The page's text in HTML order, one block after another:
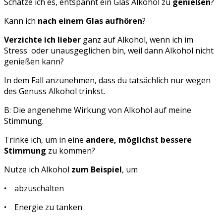
Schätze ich es, entspannt ein Glas Alkohol zu genießen?
Kann ich nach einem Glas aufhören?
Verzichte ich lieber ganz auf Alkohol, wenn ich im
Stress oder unausgeglichen bin, weil dann Alkohol nicht
genießen kann?
In dem Fall anzunehmen, dass du tatsächlich nur wegen
des Genuss Alkohol trinkst.
B: Die angenehme Wirkung von Alkohol auf meine
Stimmung.
Trinke ich, um in eine andere, möglichst bessere
Stimmung zu kommen?
Nutze ich Alkohol zum Beispiel, um
• abzuschalten
• Energie zu tanken